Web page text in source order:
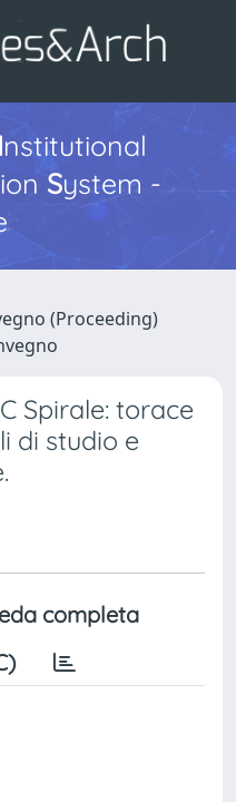
Institutional
System -
(Proceeding)
Spirale: torace
di studio e
completa